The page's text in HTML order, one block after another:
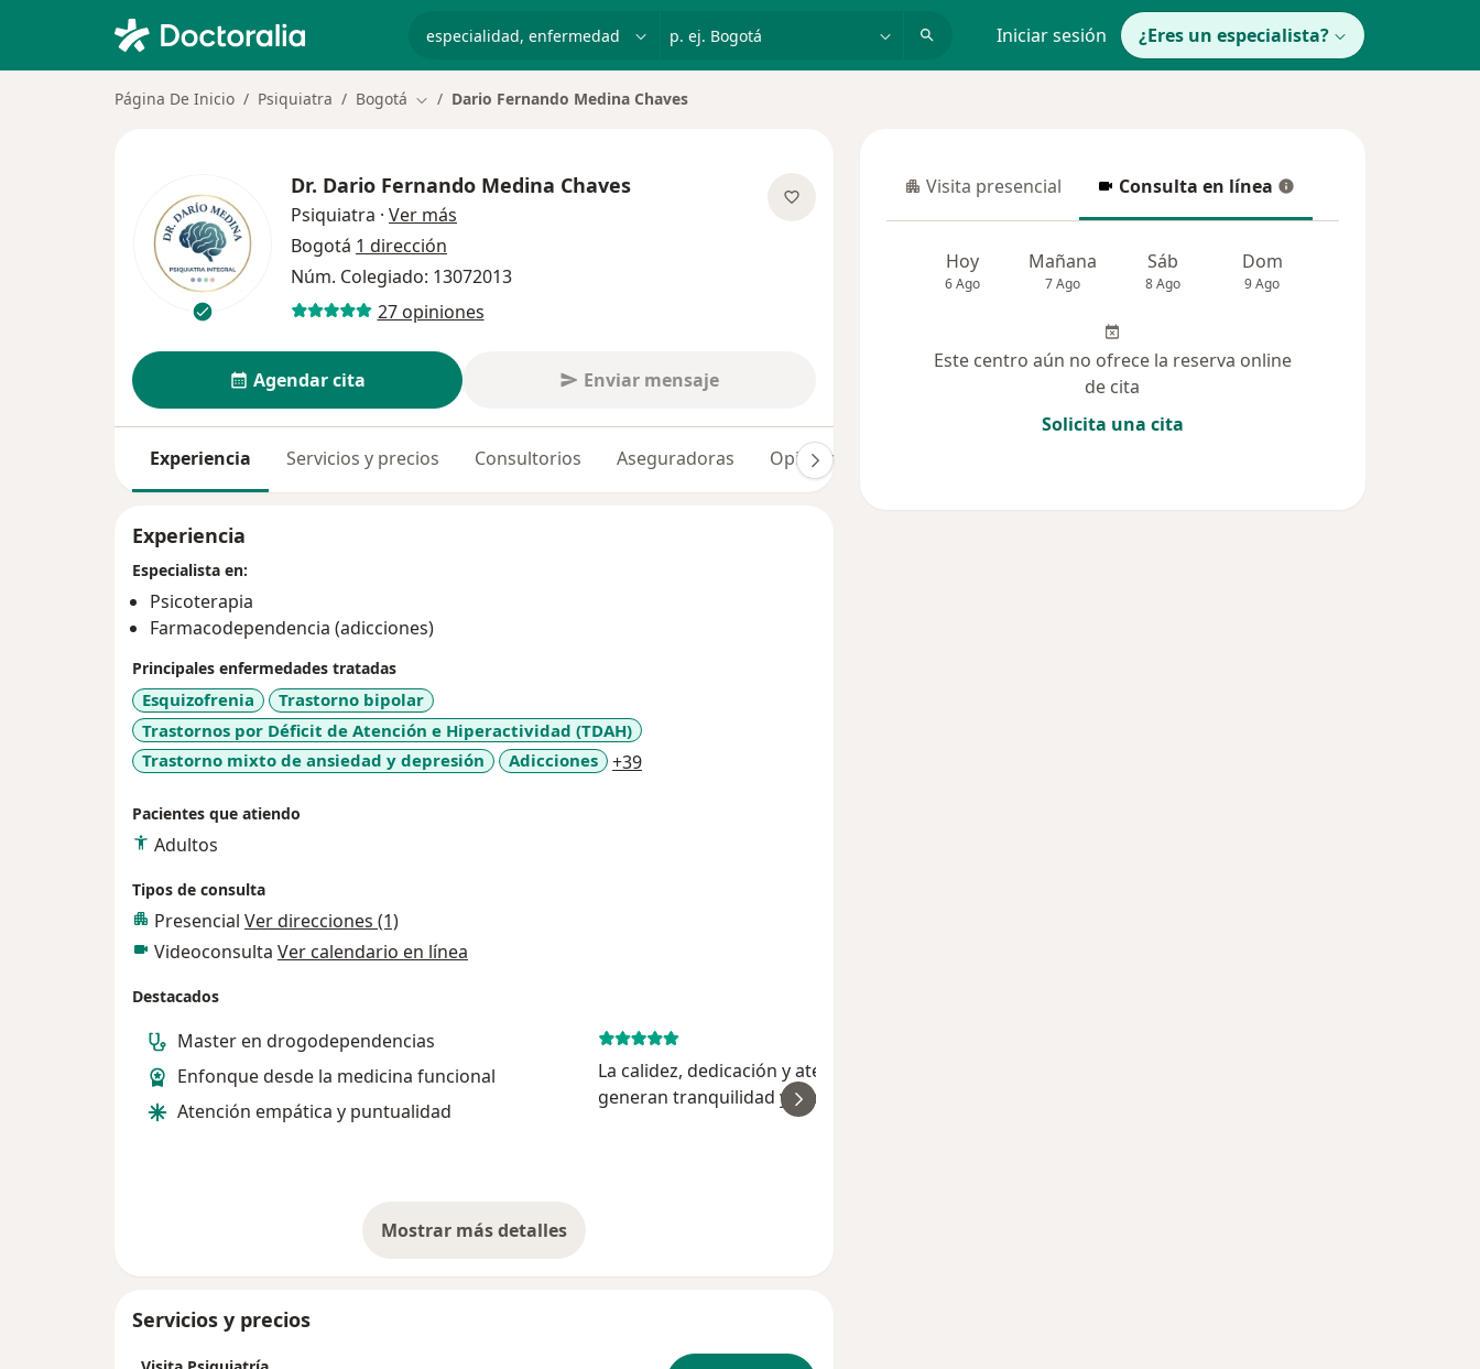
p. ej. Bogotá Iniciar sesión ¿Eres un especialista?
Página De Inicio Psiquiatra Bogotá Cambiar de ciudad
Dario Fernando Medina Chaves
Dr. Dario Fernando Medina Chaves
Psiquiatra · Ver más
Bogotá 1 dirección
Núm. Colegiado: 13072013
27 opiniones
Agendar cita Enviar mensaje
Experiencia Servicios y precios Consultorios Aseguradoras Opiniones (27)
Experiencia
Especialista en:
Psicoterapia
Farmacodependencia (adicciones)
Principales enfermedades tratadas
Esquizofrenia
Trastorno bipolar
Trastornos por Déficit de Atención e Hiperactividad (TDAH)
Trastorno mixto de ansiedad y depresión
Adicciones +39a11y_sr_more_diseases
Pacientes que atiendo
Adultos
Tipos de consulta
Presencial Ver direcciones (1)
Videoconsulta Ver calendario en línea
Destacados
Master en drogodependencias
Enfonque desde la medicina funcional
Atención empática y puntualidad
La calidez, dedicación y atención del Dr Medina
generan tranquilidad y confianza durante la cita.
Es receptivo, atento, amable, expresa con
Mostrar más detalles
sobre la experiencia
Servicios y precios
Visita presencial
Visita presencial Consulta en línea
Consulta en línea
Hoy
6 Ago
Mañana
7 Ago
Sáb
8 Ago
Dom
9 Ago
Este centro aún no ofrece la reserva online
de cita
Solicita una cita